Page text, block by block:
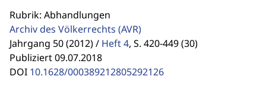
Rubrik: Abhandlungen
Archiv des Völkerrechts (AVR)
Jahrgang 50 (2012) / Heft 4, S. 420-449 (30)
Publiziert 09.07.2018
DOI 10.1628/000389212805292126